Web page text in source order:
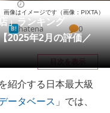
」ランキング
2025年2月の評価／
画像はイメージです（画像：PIXTA）
hatena 0
目次を表示
紹介する日本最大級
ータベース 」では、